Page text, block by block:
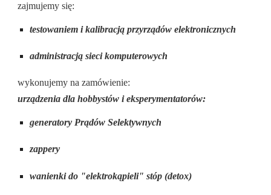
zajmujemy się:
testowaniem i kalibracją przyrządów elektronicznych
administracją sieci komputerowych
wykonujemy na zamówienie:
urządzenia dla hobbystów i eksperymentatorów:
generatory Prądów Selektywnych
zappery
wanienki do "elektrokąpieli" stóp (detox)